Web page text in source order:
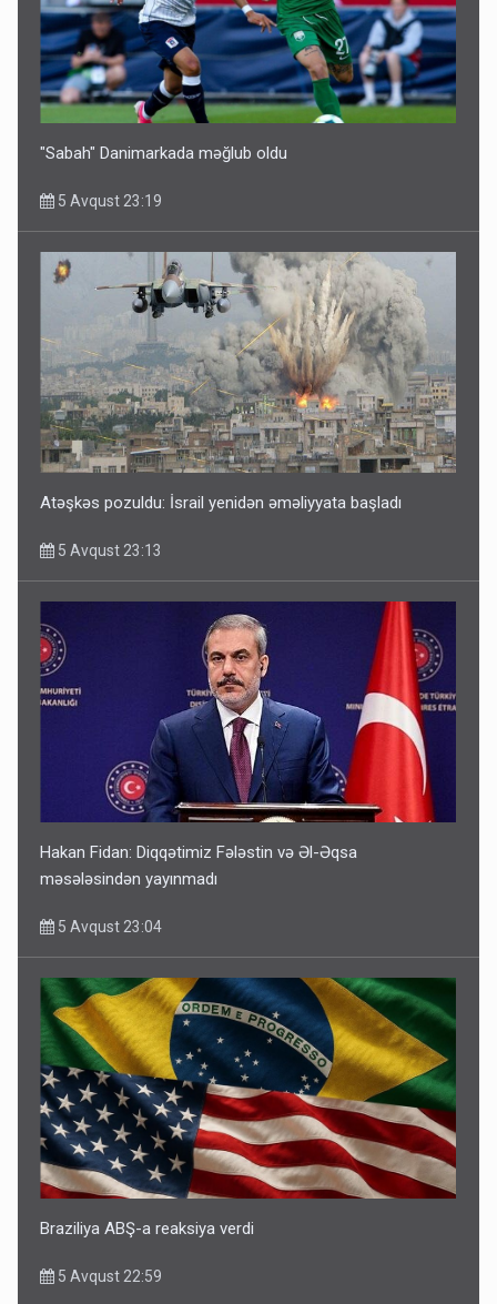
"Sabah" Danimarkada məğlub oldu
5 Avqust 23:19
Atəşkəs pozuldu: İsrail yenidən əməliyyata başladı
5 Avqust 23:13
Hakan Fidan: Diqqətimiz Fələstin və Əl-Əqsa
məsələsindən yayınmadı
5 Avqust 23:04
Braziliya ABŞ-a reaksiya verdi
5 Avqust 22:59